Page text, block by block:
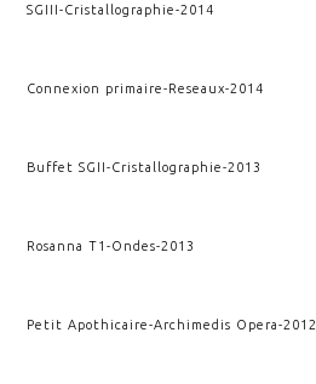
SGIII-Cristallographie-2014
Connexion primaire-Reseaux-2014
Buffet SGII-Cristallographie-2013
Rosanna T1-Ondes-2013
Petit Apothicaire-Archimedis Opera-2012